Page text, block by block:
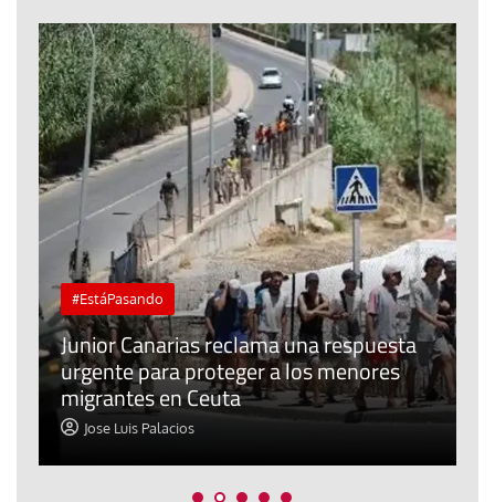
#EstáPasando
Junior Canarias reclama una respuesta
urgente para proteger a los menores
migrantes en Ceuta
Jose Luis Palacios